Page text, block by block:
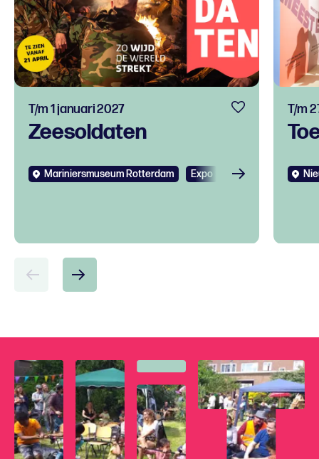
Zeesoldaten
T/m 1 januari 2027
Mariniersmuseum Rotterdam Expo Kids
T/m